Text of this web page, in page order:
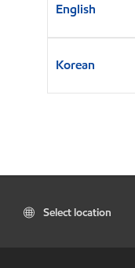
English
Korean
Select location